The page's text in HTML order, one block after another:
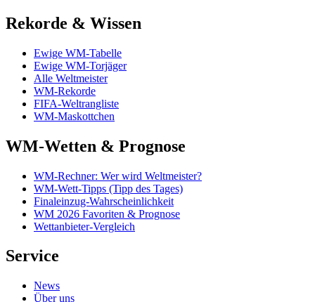
Rekorde & Wissen
Ewige WM-Tabelle
Ewige WM-Torjäger
Alle Weltmeister
WM-Rekorde
FIFA-Weltrangliste
WM-Maskottchen
WM-Wetten & Prognose
WM-Rechner: Wer wird Weltmeister?
WM-Wett-Tipps (Tipp des Tages)
Finaleinzug-Wahrscheinlichkeit
WM 2026 Favoriten & Prognose
Wettanbieter-Vergleich
Service
News
Über uns